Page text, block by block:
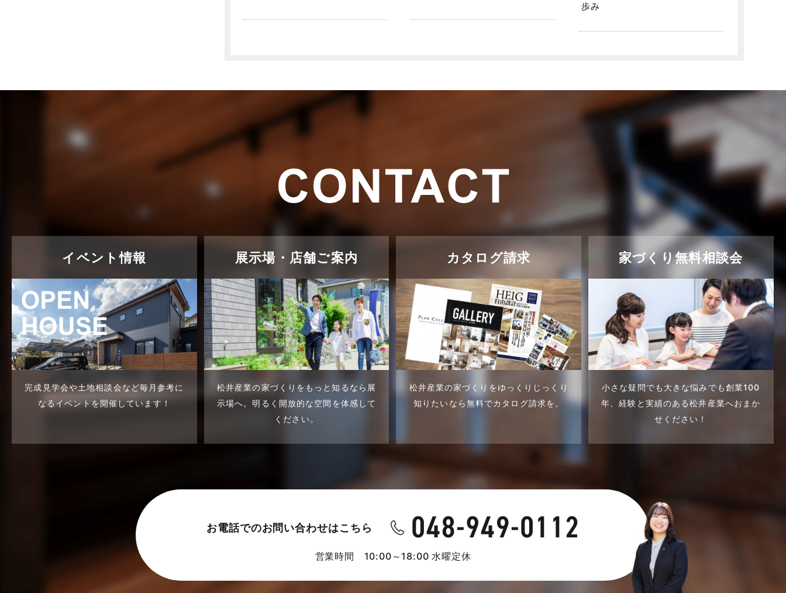
歩み
完成見学会
市民リフォームサービス
未分類
未分類
本店-ブログ
東武スカイツリーライン
松伏店-ブログ
武蔵野線
注文住宅
2024年4月
2024年3月
2023年10月
2023年9月
2023年8月
2023年7月
2023年6月
2023年5月
2023年4月
イベント情報
完成見学会や土地相談会など毎月参考に
なるイベントを開催しています！
展示場・店舗ご案内
松井産業の家づくりをもっと知るなら展
示場へ。 明るく開放的な空間を体感して
ください。
カタログ請求
松井産業の家づくりをゆっくりじっくり
知りたいなら無料でカタログ請求を。
家づくり無料相談会
小さな疑問でも大きな悩みでも創業100
年、経験と実績のある松井産業へおまか
せください！
お電話でのお問い合わせはこちら
営業時間 10:00～18:00 水曜定休